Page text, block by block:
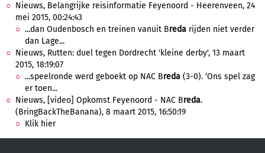
Nieuws, Belangrijke reisinformatie Feyenoord - Heerenveen, 24
mei 2015, 00:24:43
...dan Oudenbosch en treinen vanuit Breda rijden niet verder
dan Lage...
Nieuws, Rutten: duel tegen Dordrecht 'kleine derby', 13 maart
2015, 18:19:07
...speelronde werd geboekt op NAC Breda (3-0). ‘Ons spel zag
er toen...
Nieuws, [video] Opkomst Feyenoord - NAC Breda.
(BringBackTheBanana), 8 maart 2015, 16:50:19
Klik hier